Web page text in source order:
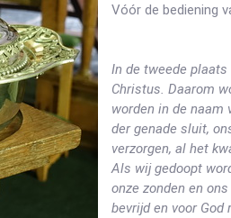
Vóór de bediening
In de tweede
Christus. Daarom
worden in de naam
der genade sluit,
verzorgen, al het
Als wij gedoopt
onze zonden en
bevrijd en voor God